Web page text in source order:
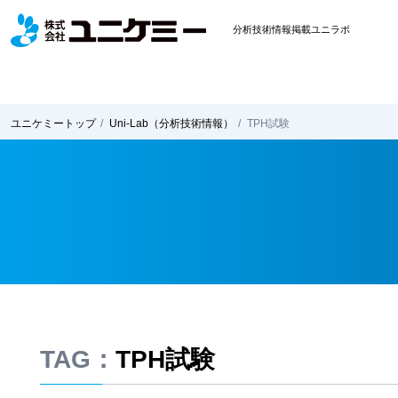
分析技術情報掲載ユニラボ
ユニケミー トップ Uni-Lab （分析技術情報） TPH試験
TAG： TPH試験